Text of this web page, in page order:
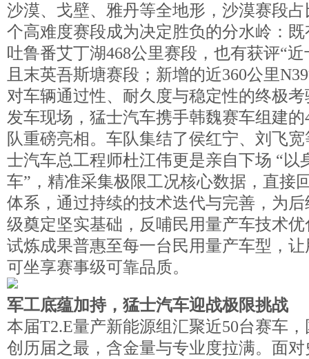
沙漠、戈壁、雅丹等全地形，沙漠赛段占
个高难度赛段成为决定胜负的分水岭：
吐鲁番艾丁湖468公里赛段，也有获评“
且末英吾斯塘赛段；新增的近360公里
对车辆通过性、耐久度与稳定性的终极考
发车现场，猛士汽车携手韩魏赛车组建
队重磅亮相。车队集结了侯红宁、刘飞
士汽车总工程师杜江伟更是亲自下场 “以
车”，精准采集极限工况核心数据，直接
体系，通过持续的技术迭代与完善，为
级奠定坚实基础，反哺民用量产车技术
试炼成果普惠至每一台民用量产车型，
可坐享赛事级可靠品质。
军工底蕴加持，猛士汽车迎战极限挑战
本届T2.E量产新能源组汇聚近50台赛车
创历届之最，含金量与专业度拉满。面